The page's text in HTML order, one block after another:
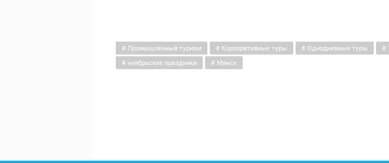
Промышленный туризм Корпоративные туры Однодневные туры
ноябрьские праздники
Минск